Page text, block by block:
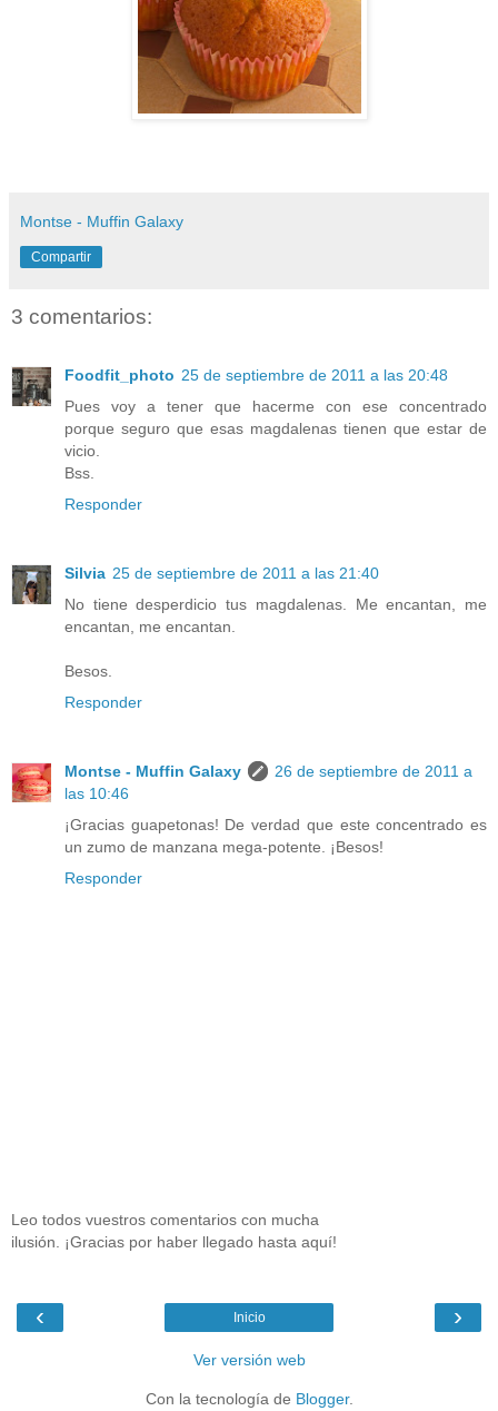
Montse - Muffin Galaxy
Compartir
3 comentarios:
Foodfit_photo 25 de septiembre de 2011 a las 20:48
Pues voy a tener que hacerme con ese concentrado
porque seguro que esas magdalenas tienen que estar de
vicio.
Bss.
Responder
Silvia 25 de septiembre de 2011 a las 21:40
No tiene desperdicio tus magdalenas. Me encantan, me
encantan, me encantan.
Besos.
Responder
Montse - Muffin Galaxy
26 de septiembre de 2011 a
las 10:46
¡Gracias guapetonas! De verdad que este concentrado es
un zumo de manzana mega-potente. ¡Besos!
Responder
Leo todos vuestros comentarios con mucha
ilusión. ¡Gracias por haber llegado hasta aquí!
‹ ›
Inicio
Ver versión web
Con la tecnología de Blogger.